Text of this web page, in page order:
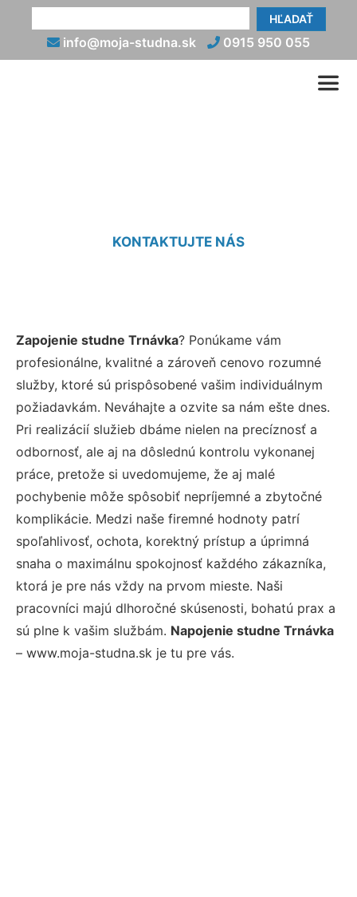
HĽADAŤ
info@moja-studna.sk 0915 950 055
KONTAKTUJTE NÁS
Zapojenie studne Trnávka? Ponúkame vám
profesionálne, kvalitné a zároveň cenovo rozumné
služby, ktoré sú prispôsobené vašim individuálnym
požiadavkám. Neváhajte a ozvite sa nám ešte dnes.
Pri realizácií služieb dbáme nielen na precíznosť a
odbornosť, ale aj na dôslednú kontrolu vykonanej
práce, pretože si uvedomujeme, že aj malé
pochybenie môže spôsobiť nepríjemné a zbytočné
komplikácie. Medzi naše firemné hodnoty patrí
spoľahlivosť, ochota, korektný prístup a úprimná
snaha o maximálnu spokojnosť každého zákazníka,
ktorá je pre nás vždy na prvom mieste. Naši
pracovníci majú dlhoročné skúsenosti, bohatú prax a
sú plne k vašim službám. Napojenie studne Trnávka
– www.moja-studna.sk je tu pre vás.